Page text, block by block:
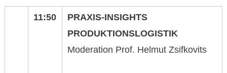
11:50
PRAXIS-INSIGHTS
PRODUKTIONSLOGISTIK
Moderation Prof. Helmut Zsifkovits